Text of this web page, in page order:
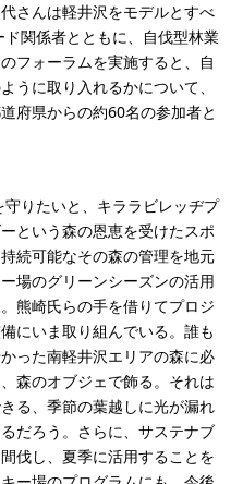
さんは軽井沢をモデルとすべ
関係者とともに、自伐型林業
フォーラムを実施すると、自
うに取り入れるかについて、
府県からの約60名の参加者と
りたいと、キララビレッヂプ
という森の恩恵を受けたスポ
続可能なその森の管理を地元
場のグリーンシーズンの活用
熊崎氏らの手を借りてプロジ
にいま取り組んでいる。誰も
った南軽井沢エリアの森に必
森のオブジェで飾る。それは
る、季節の葉越しに光が漏れ
だろう。さらに、サステナブ
伐し、夏季に活用することを